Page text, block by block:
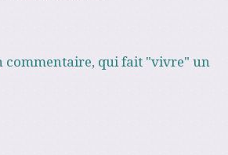
commentaire, qui fait "vivre" un